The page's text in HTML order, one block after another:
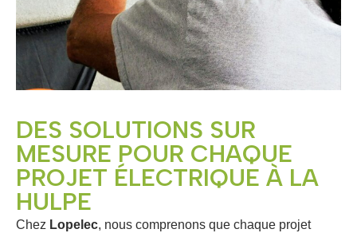
DES SOLUTIONS SUR
MESURE POUR CHAQUE
PROJET ÉLECTRIQUE À LA
HULPE
Chez Lopelec, nous comprenons que chaque projet